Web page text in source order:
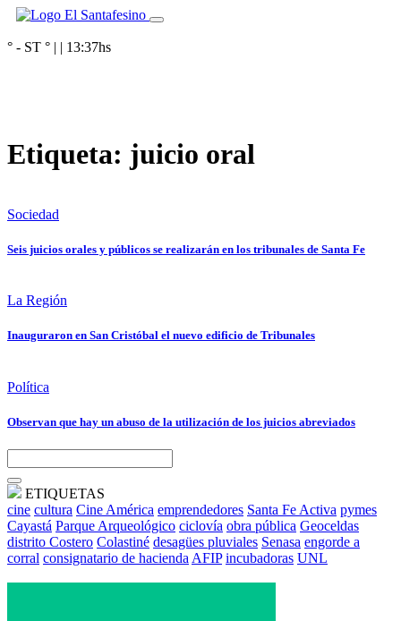
° - ST ° | | 13:37hs
Etiqueta: juicio oral
Sociedad
Seis juicios orales y públicos se realizarán en los tribunales de Santa Fe
La Región
Inauguraron en San Cristóbal el nuevo edificio de Tribunales
Política
Observan que hay un abuso de la utilización de los juicios abreviados
ETIQUETAS
cine cultura Cine América emprendedores Santa Fe Activa pymes
Cayastá Parque Arqueológico ciclovía obra pública Geoceldas
distrito Costero Colastiné desagües pluviales Senasa engorde a
corral consignatario de hacienda AFIP incubadoras UNL